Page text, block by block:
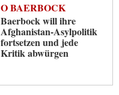
O BAERBOCK
Baerbock will ihre
Afghanistan-Asylpolitik
fortsetzen und jede
Kritik abwürgen